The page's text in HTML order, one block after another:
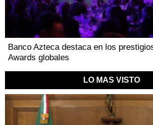
Banco Azteca destaca en los
Awards globales
LO MAS VISTO